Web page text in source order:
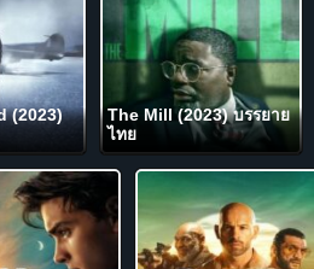
(2023)
The Mill (2023) บรรยาย
ไทย